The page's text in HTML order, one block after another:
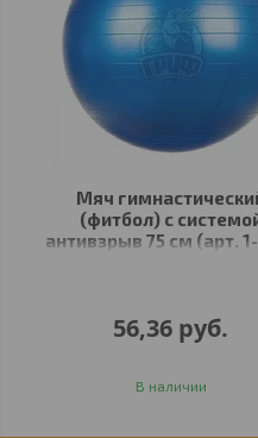
Мяч
(фитбол) с
антивзрыв 75 см (арт.
56,36 руб.
В наличии